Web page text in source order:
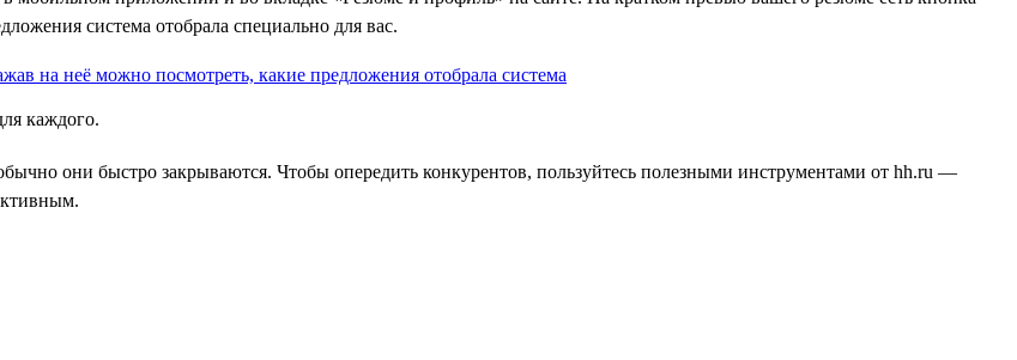
система отобрала специально для вас.
каждого.
они быстро закрываются. Чтобы опередить конкурентов, пользуйтесь полезными инструментами от hh.ru —